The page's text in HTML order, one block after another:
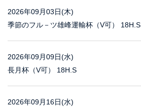
2026年09月03日(木)
季節のフル－ツ雄峰運輸杯（V可） 18H.S
2026年09月09日(水)
長月杯（V可） 18H.S
2026年09月16日(水)